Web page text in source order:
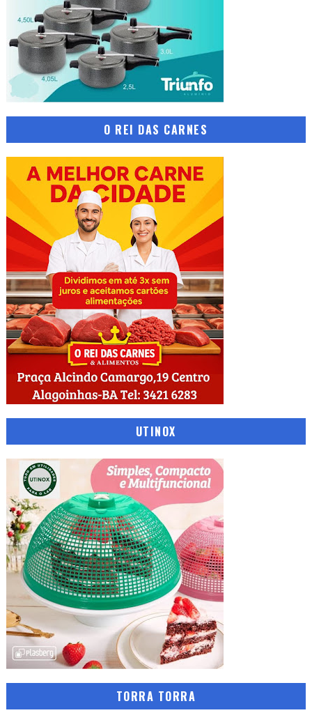
O REI DAS CARNES
UTINOX
TORRA TORRA